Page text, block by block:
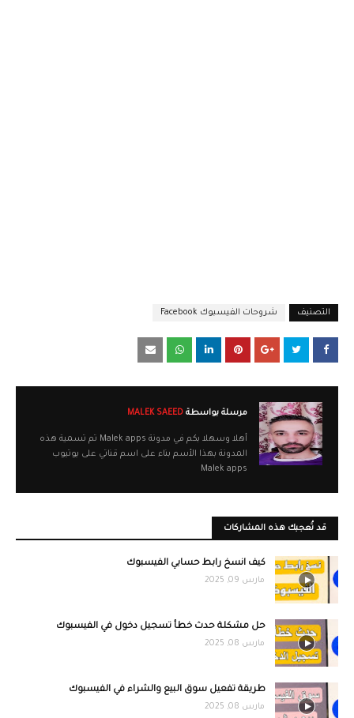
التصنيف شروحات الفيسبوك Facebook
مرسلة بواسطة
أهلا وسهلا بكم في مدونة Malek apps تم تسمية هذه
المدونة بهذا الأسم بناء على اسم قناتي على يوتيوب
Malek apps
قد تُعجبك هذه المشاركات
كيف انسخ رابط حسابي الفيسبوك
مارس 09, 2025
حل مشكلة حدث خطأ تسجيل دخول في الفيسبوك
مارس 08, 2025
طريقة تفعيل سوق البيع والشراء في الفيسبوك
مارس 08, 2025